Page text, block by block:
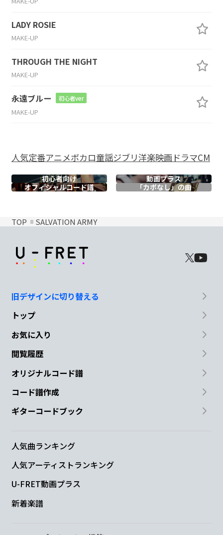
LADY ROSIE
MAKE-UP
THROUGH THE NIGHT
MAKE-UP
永遠ブルー 初心者ver
MAKE-UP
人気定番アニメボカロ童謡ジブリ洋楽映画ドラマCM
初心者向け
動画プラス
オフィシャルコード譜 「カポなし」の曲
TOP SALVATION ARMY
旧デザインに切り替える
トップ
お気に入り
閲覧履歴
オリジナルコード譜
コード譜作成
ギターコードブック
人気曲ランキング
人気アーティストランキング
U-FRET動画プラス
新着楽譜